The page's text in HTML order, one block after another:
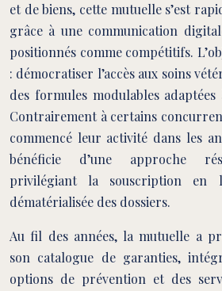
et de biens, cette mutuelle s’est
grâce à une communication
positionnés comme compétitifs.
: démocratiser l’accès aux soins
des formules modulables
Contrairement à certains
commencé leur activité dans les
bénéficie d’une approche
privilégiant la souscription en
dématérialisée des dossiers.
Au fil des années, la mutuelle a
son catalogue de garanties,
options de prévention et des